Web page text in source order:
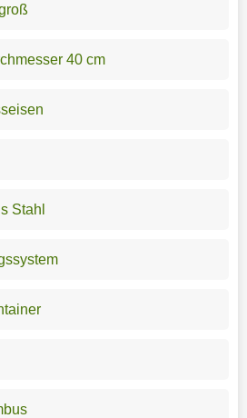
40 cm
Stahl